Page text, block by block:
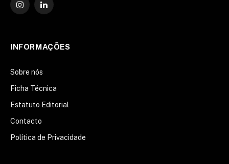
Instagram
O
INFORMAÇÕES
Sobre nós
Ficha Técnica
Estatuto Editorial
Contacto
Política de Privacidade